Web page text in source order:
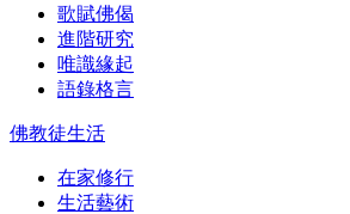
歌賦佛偈
進階研究
唯識緣起
語錄格言
佛教徒生活
在家修行
生活藝術